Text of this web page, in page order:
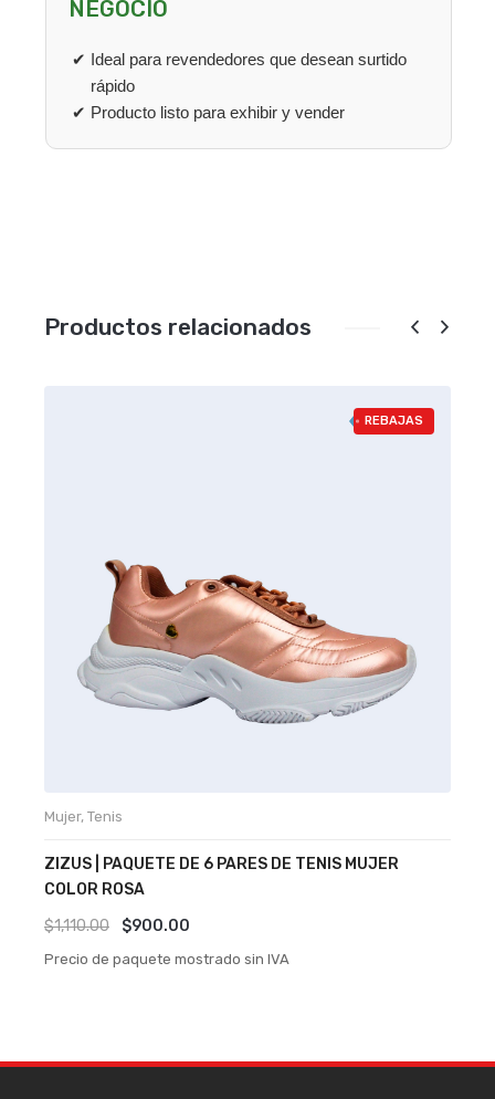
NEGOCIO
Ideal para revendedores que desean surtido
rápido
Producto listo para exhibir y vender
Productos relacionados
REBAJAS
Mujer, Tenis
ZIZUS | PAQUETE DE 6 PARES DE TENIS MUJER
COLOR ROSA
$1,110.00
Original
price
$900.00
price
Precio de paquete mostrado sin IVA